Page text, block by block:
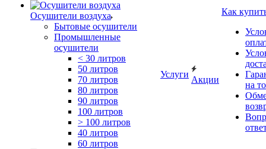
Осушители воздуха
Бытовые осушители
Промышленные
осушители
< 30 литров
50 литров
70 литров
80 литров
90 литров
100 литров
> 100 литров
40 литров
60 литров
Услуги
Акции
Как
на